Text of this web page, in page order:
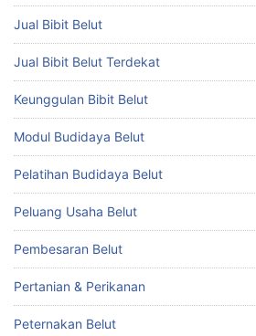
Jual Bibit Belut
Jual Bibit Belut Terdekat
Keunggulan Bibit Belut
Modul Budidaya Belut
Pelatihan Budidaya Belut
Peluang Usaha Belut
Pembesaran Belut
Pertanian & Perikanan
Peternakan Belut